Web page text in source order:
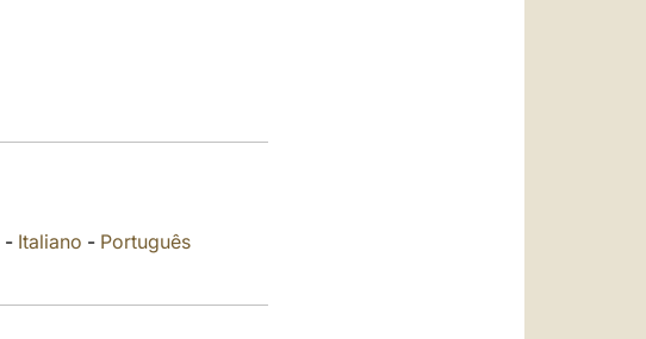
- Italiano - Português